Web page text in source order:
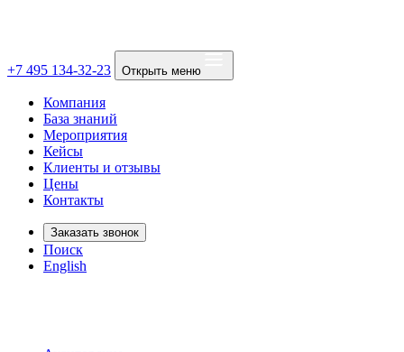
+7 495 134-32-23 Открыть меню
Компания
База знаний
Мероприятия
Кейсы
Клиенты и отзывы
Цены
Контакты
Заказать звонок
Поиск
English